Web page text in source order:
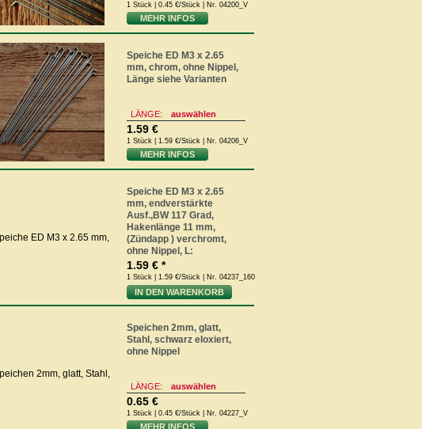
1 Stück | 0.45 €/Stück | Nr. 04200_V
MEHR INFOS
Speiche ED M3 x 2.65
mm, chrom, ohne Nippel,
Länge siehe Varianten
LÄNGE: auswählen
1.59 €
1 Stück | 1.59 €/Stück | Nr. 04206_V
MEHR INFOS
Speiche ED M3 x 2.65
mm, endverstärkte
Ausf.,BW 117 Grad,
Hakenlänge 11 mm,
(Zündapp ) verchromt,
ohne Nippel, L:
1.59 € *
1 Stück | 1.59 €/Stück | Nr. 04237_160
IN DEN WARENKORB
Speichen 2mm, glatt,
Stahl, schwarz eloxiert,
ohne Nippel
LÄNGE: auswählen
0.65 €
1 Stück | 0.45 €/Stück | Nr. 04227_V
MEHR INFOS